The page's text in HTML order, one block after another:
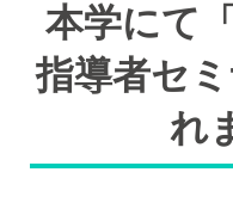
本学にて
指導者セ
れ